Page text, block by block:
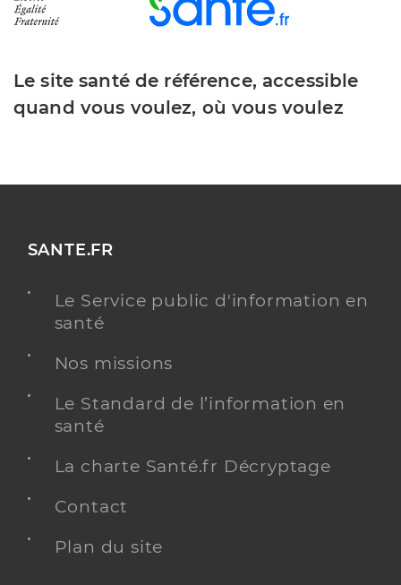
Le site santé de référence, accessible
quand vous voulez, où vous voulez
SANTE.FR
Le Service public d'information en
santé
Nos missions
Le Standard de l’information en
santé
La charte Santé.fr Décryptage
Contact
Plan du site